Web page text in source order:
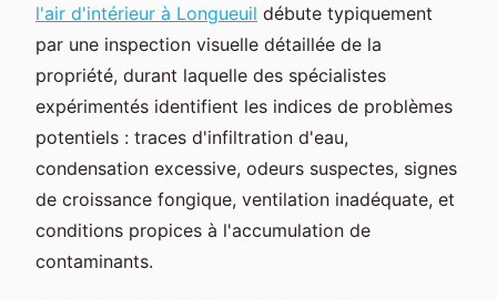
l'air d'intérieur à Longueuil débute typiquement
par une inspection visuelle détaillée de la
propriété, durant laquelle des spécialistes
expérimentés identifient les indices de problèmes
potentiels : traces d'infiltration d'eau,
condensation excessive, odeurs suspectes, signes
de croissance fongique, ventilation inadéquate, et
conditions propices à l'accumulation de
contaminants.